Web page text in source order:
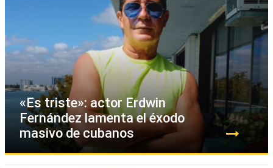
«Es triste»: actor Erdwin
Fernández lamenta el éxodo
masivo de cubanos